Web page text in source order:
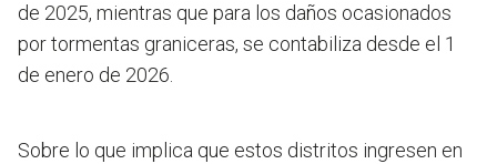
de 2025, mientras que para los daños ocasionados
por tormentas graniceras, se contabiliza desde el 1
de enero de 2026.
Sobre lo que implica que estos distritos ingresen en